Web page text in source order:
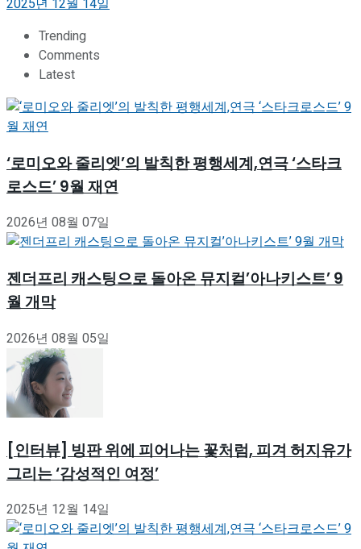
2025년 12월 14일
Trending
Comments
Latest
‘로미오와 줄리엣’의 발칙한 평행세계,연극 ‘스타크
로스드’ 9월 재연
2026년 08월 07일
젠더프리 캐스팅으로 돌아온 뮤지컬’아나키스트’ 9
월 개막
2026년 08월 05일
[인터뷰] 빙판 위에 피어나는 꽃처럼, 피겨 허지유가
그리는 ‘감성적인 여정’
2025년 12월 14일